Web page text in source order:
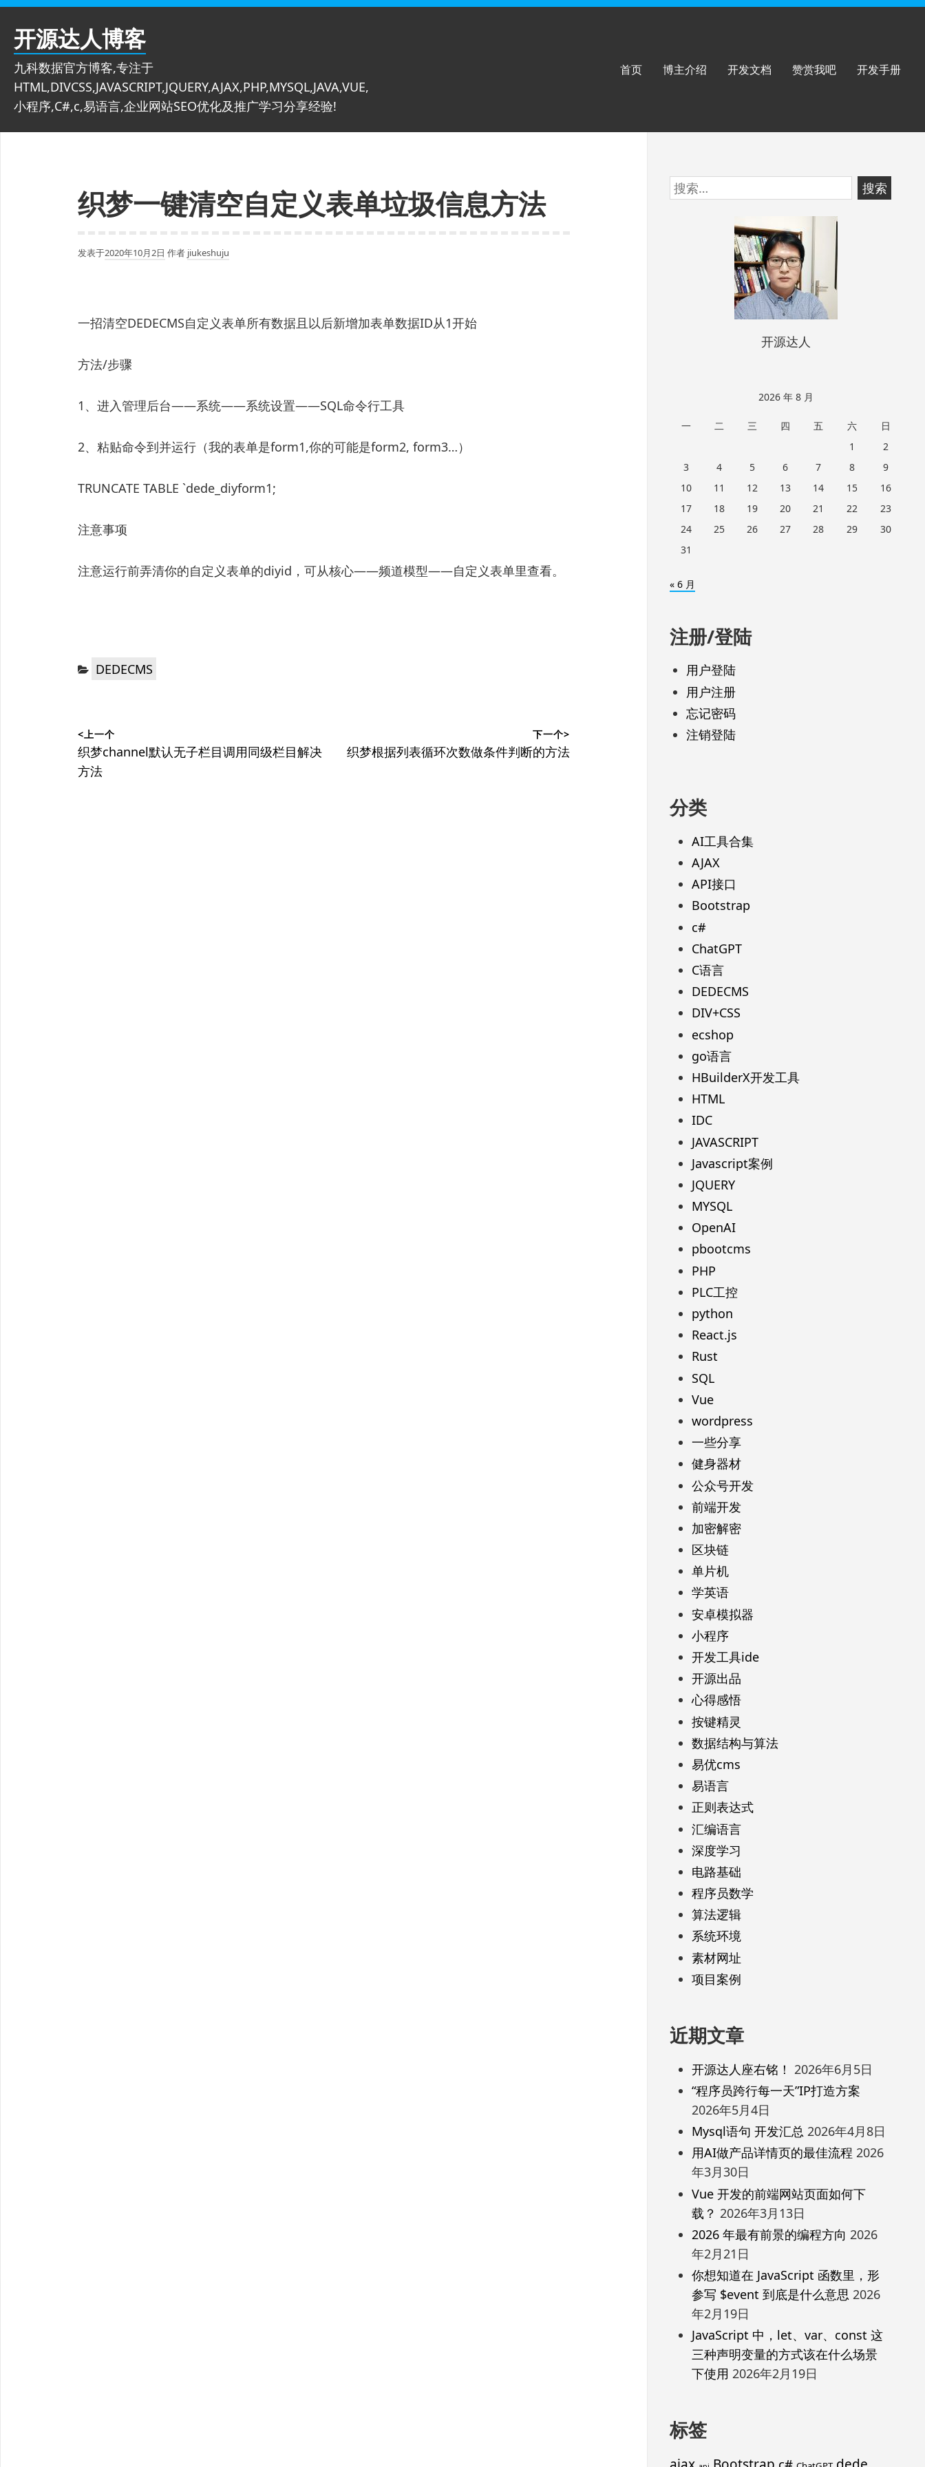
跳
开源达人博客
九科数据官方博客,专注于
HTML,DIVCSS,JAVASCRIPT,JQUERY,AJAX,PHP,MYSQL,JAVA,VUE,
小程序,C#,c,易语言,企业网站SEO优化及推广学习分享经验!
首页 博主介绍 开发文档 赞赏我吧 开发手册
织梦一键清空自定义表单垃圾信息方法
发表于2020年10月2日 作者 jiukeshuju
一招清空DEDECMS自定义表单所有数据且以后新增加表单数据ID从1开始
方法/步骤
1、进入管理后台——系统——系统设置——SQL命令行工具
2、粘贴命令到并运行（我的表单是form1,你的可能是form2, form3…）
TRUNCATE TABLE `dede_diyform1;
注意事项
注意运行前弄清你的自定义表单的diyid，可从核心——频道模型——自定义表单里查看。
分 DEDECMS
章
导
<上一个
上
篇
织梦channel默认无子栏目调用同级栏目解决
方法
下一个>
下
织梦根据列表循环次数做条件判断的方法
跳
至
搜
索：
开源达人
2026 年 8 月
一 二 三 四 五 六
日
1
2
3
4 5 6 7 8
9
10
11 12 13 14 15
16
17
18 19 20 21 22
23
24
25 26 27 28 29
30
31
« 6 月
注册/登陆
用户登陆
用户注册
忘记密码
注销登陆
分类
AI工具合集
AJAX
API接口
Bootstrap
c#
ChatGPT
C语言
DEDECMS
DIV+CSS
ecshop
go语言
HBuilderX开发工具
HTML
IDC
JAVASCRIPT
Javascript案例
JQUERY
MYSQL
OpenAI
pbootcms
PHP
PLC工控
python
React.js
Rust
SQL
Vue
wordpress
一些分享
健身器材
公众号开发
前端开发
加密解密
区块链
单片机
学英语
安卓模拟器
小程序
开发工具ide
开源出品
心得感悟
按键精灵
数据结构与算法
易优cms
易语言
正则表达式
汇编语言
深度学习
电路基础
程序员数学
算法逻辑
系统环境
素材网址
项目案例
近期文章
开源达人座右铭！ 2026年6月5日
“程序员跨行每一天”IP打造方案
2026年5月4日
Mysql语句 开发汇总 2026年4月8日
用AI做产品详情页的最佳流程 2026
年3月30日
Vue 开发的前端网站页面如何下
载？ 2026年3月13日
2026 年最有前景的编程方向 2026
年2月21日
你想知道在 JavaScript 函数里，形
参写 $event 到底是什么意思 2026
年2月19日
JavaScript 中，let、var、const 这
三种声明变量的方式该在什么场景
下使用 2026年2月19日
标签